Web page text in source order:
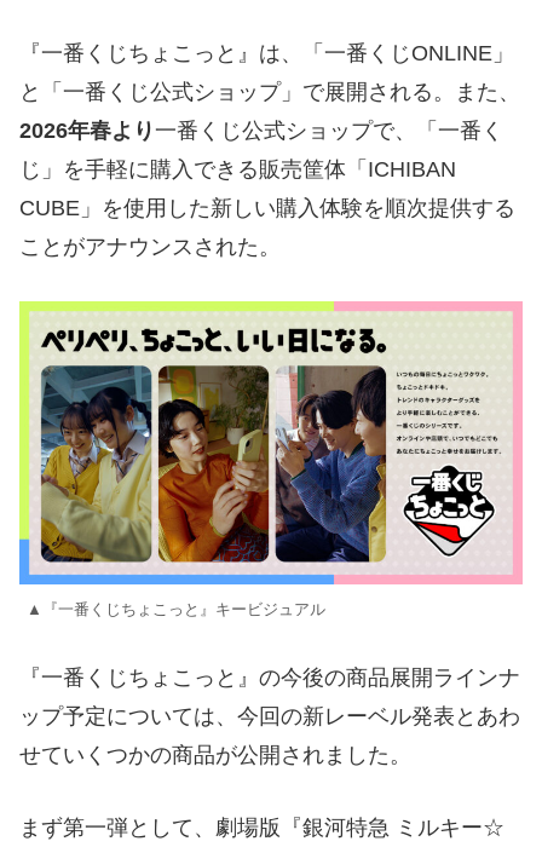
『一番くじちょこっと』は、「一番くじONLINE」
と「一番くじ公式ショップ」で展開される。また、
2026年春より一番くじ公式ショップで、「一番く
じ」を手軽に購入できる販売筐体「ICHIBAN
CUBE」を使用した新しい購入体験を順次提供する
ことがアナウンスされた。
▲『一番くじちょこっと』キービジュアル
『一番くじちょこっと』の今後の商品展開ラインナ
ップ予定については、今回の新レーベル発表とあわ
せていくつかの商品が公開されました。
まず第一弾として、劇場版『銀河特急 ミルキー☆